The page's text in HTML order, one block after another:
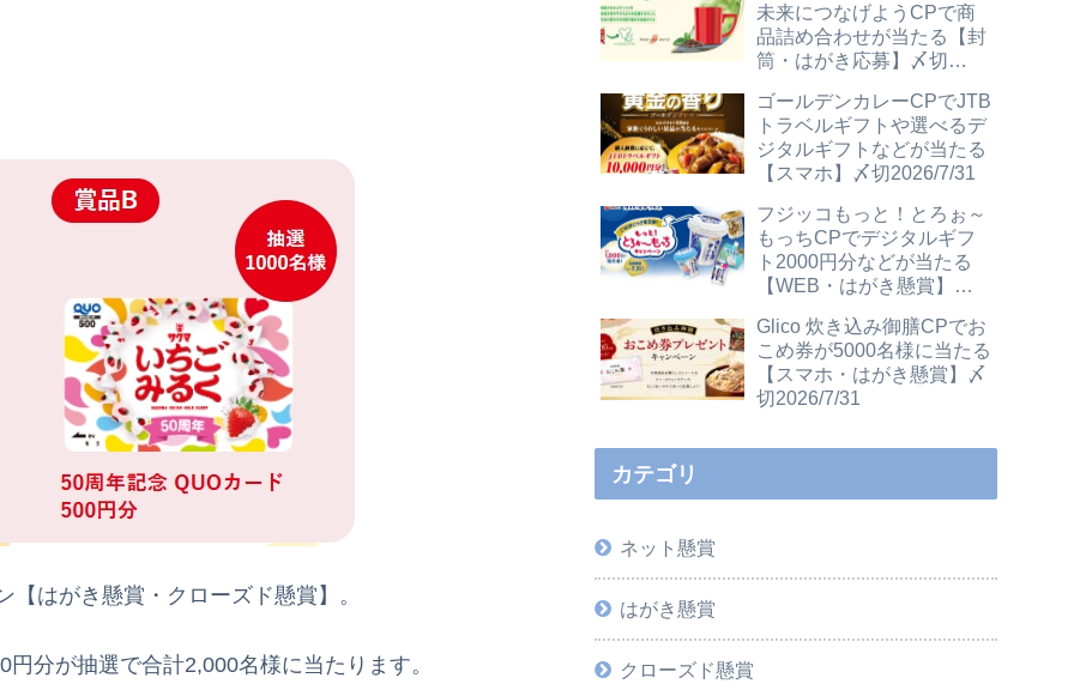
はがき懸賞・クローズド懸賞】。
分が抽選で合計2,000名様に当たります。
未来につなげようCPで商
品詰め合わせが当たる【封
筒・はがき応募】〆切
ゴールデンカレーCPでJTB
トラベルギフトや選べるデ
ジタルギフトなどが当たる
【スマホ】〆切2026/7/31
フジッコもっと！とろぉ～
もっちCPでデジタルギフ
ト2000円分などが当たる
【WEB・はがき懸賞】〆
Glico 炊き込み御膳CPでお
こめ券が5000名様に当たる
【スマホ・はがき懸賞】〆
切2026/7/31
カテゴリ
ネット懸賞
はがき懸賞
クローズド懸賞